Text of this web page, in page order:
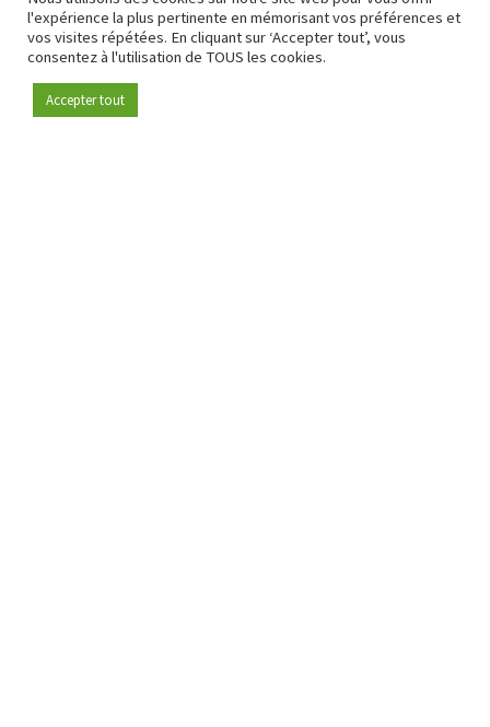
Devenez membre
l'expérience la plus pertinente en mémorisant vos préférences et
vos visites répétées. En cliquant sur ‘Accepter tout’, vous
consentez à l'utilisation de TOUS les cookies.
Accepter tout